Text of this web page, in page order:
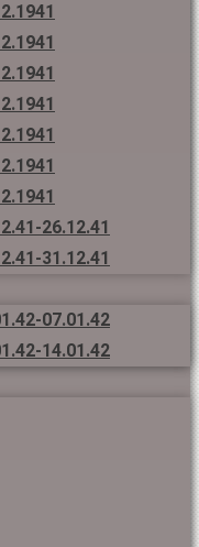
26.12.41
31.12.41
07.01.42
14.01.42